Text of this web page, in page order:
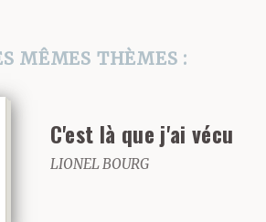
MÊMES THÈMES :
C'est là que j'ai vécu
LIONEL BOURG